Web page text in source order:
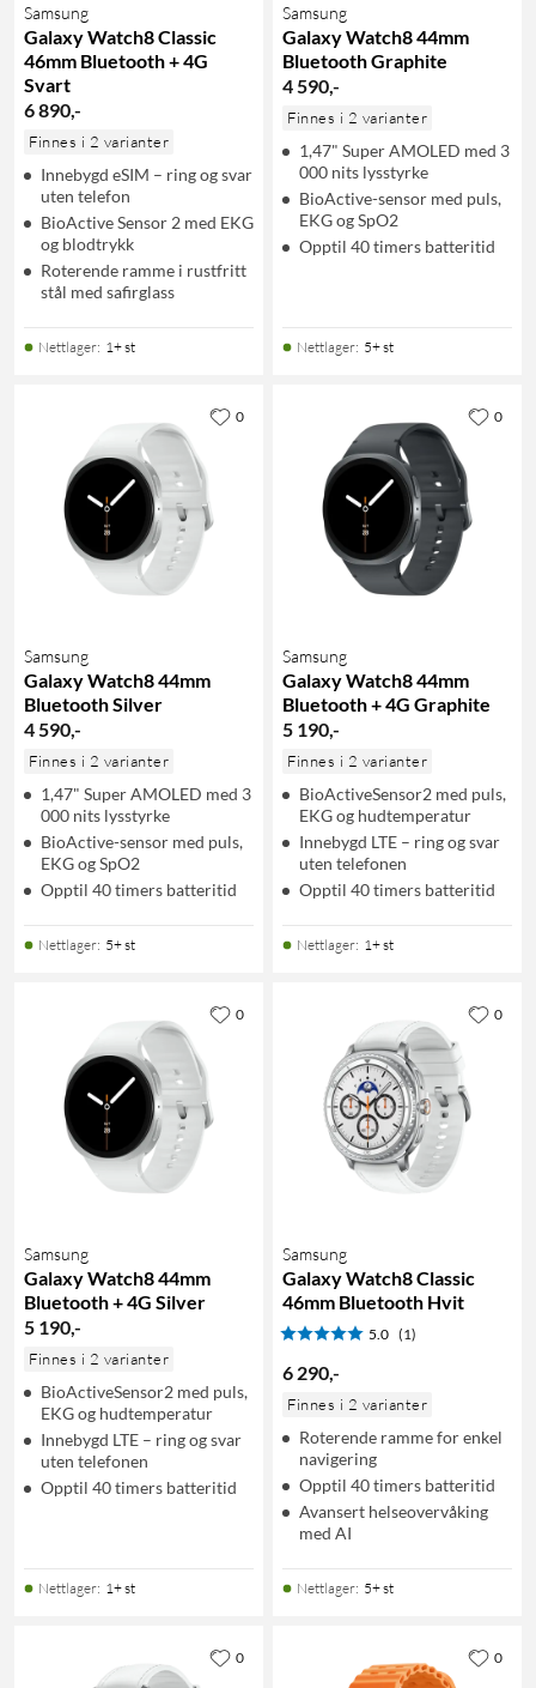
Samsung
Galaxy Watch8 Classic
46mm Bluetooth + 4G
Svart
6 890,-
Finnes i 2 varianter
Innebygd eSIM – ring og svar
uten telefon
BioActive Sensor 2 med EKG
og blodtrykk
Roterende ramme i rustfritt
stål med safirglass
Nettlager: 1+ st
Samsung
Galaxy Watch8 44mm
Bluetooth Graphite
4 590,-
Finnes i 2 varianter
1,47" Super AMOLED med 3
000 nits lysstyrke
BioActive-sensor med puls,
EKG og SpO2
Opptil 40 timers batteritid
Nettlager: 5+ st
Samsung
Galaxy Watch8 44mm
Bluetooth Silver
4 590,-
Finnes i 2 varianter
1,47" Super AMOLED med 3
000 nits lysstyrke
BioActive-sensor med puls,
EKG og SpO2
Opptil 40 timers batteritid
Nettlager: 5+ st
0
Samsung
Galaxy Watch8 44mm
Bluetooth + 4G Graphite
5 190,-
Finnes i 2 varianter
BioActiveSensor2 med puls,
EKG og hudtemperatur
Innebygd LTE – ring og svar
uten telefonen
Opptil 40 timers batteritid
Nettlager: 1+ st
0
Samsung
Galaxy Watch8 44mm
Bluetooth + 4G Silver
5 190,-
Finnes i 2 varianter
BioActiveSensor2 med puls,
EKG og hudtemperatur
Innebygd LTE – ring og svar
uten telefonen
Opptil 40 timers batteritid
Nettlager: 1+ st
0
Samsung
Galaxy Watch8 Classic
46mm Bluetooth Hvit
5.0 (1)
6 290,-
Finnes i 2 varianter
Roterende ramme for enkel
navigering
Opptil 40 timers batteritid
Avansert helseovervåking
med AI
Nettlager: 5+ st
0
0 0